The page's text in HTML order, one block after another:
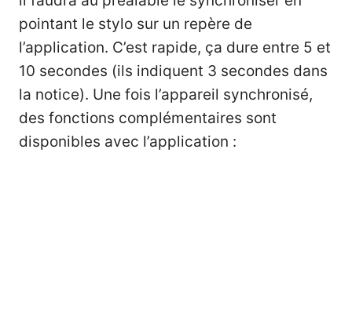
pointant le stylo sur un repère de
l’application. C’est rapide, ça dure entre 5 et
10 secondes (ils indiquent 3 secondes dans
la notice). Une fois l’appareil synchronisé,
des fonctions complémentaires sont
disponibles avec l’application :